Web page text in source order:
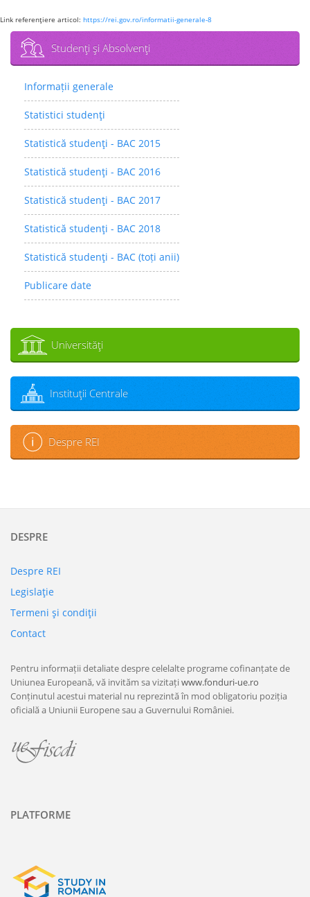
Link referenţiere articol: https://rei.gov.ro/informatii-generale-8
Studenţi şi Absolvenţi
Informații generale
Statistici studenţi
Statistică studenţi - BAC 2015
Statistică studenţi - BAC 2016
Statistică studenţi - BAC 2017
Statistică studenţi - BAC 2018
Statistică studenţi - BAC (toți anii)
Publicare date
Universităţi
Instituţii Centrale
Despre REI
DESPRE
Despre REI
Legislaţie
Termeni şi condiţii
Contact
Pentru informații detaliate despre celelalte programe cofinanțate de
Uniunea Europeană, vă invităm sa vizitațiwww.fonduri-ue.ro
Conținutul acestui material nu reprezintă în mod obligatoriu poziția
oficială a Uniunii Europene sau a Guvernului României.
PLATFORME